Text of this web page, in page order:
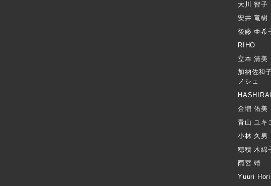
大川 智子
安井 竜樹
後藤 亜希
RIHO
立本 清美
加納佐和
ノシェ
金増 佑美
青山 ユキ
小林 久男
穂積 木綿
雨宮 靖
Yuuri